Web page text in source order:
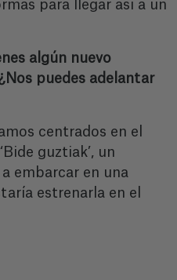
para llegar así a un
algún nuevo
puedes adelantar
centrados en el
guztiak’, un
embarcar en una
estrenarla en el